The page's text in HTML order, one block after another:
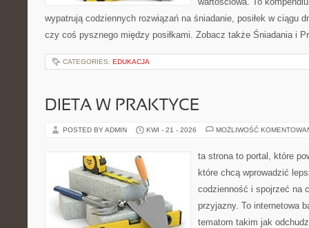
wypatrują codziennych rozwiązań na śniadanie, posiłek w ciągu
czy coś pysznego między posiłkami. Zobacz także Śniadania i
CATEGORIES: EDUKACJA
DIETA W PRAKTYCE
POSTED BY ADMIN KWI - 21 - 2026 MOŻLIWOŚĆ
ta strona to portal, które
które chcą wprowadzić
codzienność i spojrzeć na
przyjazny. To internetowa
tematom takim jak